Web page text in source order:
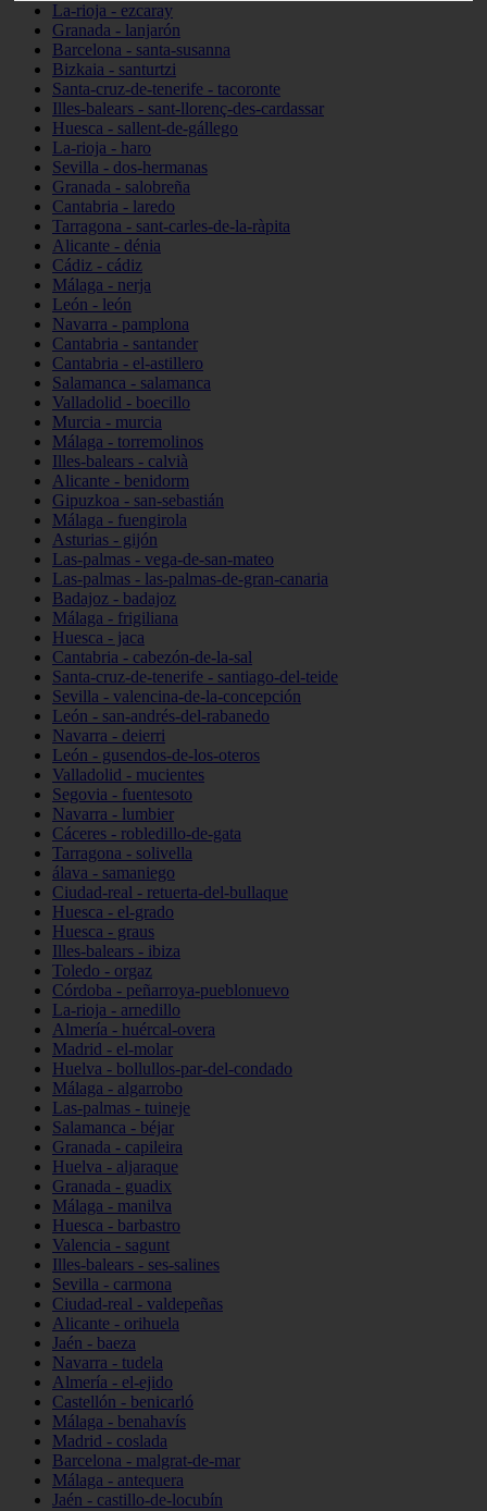
La-rioja - ezcaray
Granada - lanjarón
Barcelona - santa-susanna
Bizkaia - santurtzi
Santa-cruz-de-tenerife - tacoronte
Illes-balears - sant-llorenç-des-cardassar
Huesca - sallent-de-gállego
La-rioja - haro
Sevilla - dos-hermanas
Granada - salobreña
Cantabria - laredo
Tarragona - sant-carles-de-la-ràpita
Alicante - dénia
Cádiz - cádiz
Málaga - nerja
León - león
Navarra - pamplona
Cantabria - santander
Cantabria - el-astillero
Salamanca - salamanca
Valladolid - boecillo
Murcia - murcia
Málaga - torremolinos
Illes-balears - calvià
Alicante - benidorm
Gipuzkoa - san-sebastián
Málaga - fuengirola
Asturias - gijón
Las-palmas - vega-de-san-mateo
Las-palmas - las-palmas-de-gran-canaria
Badajoz - badajoz
Málaga - frigiliana
Huesca - jaca
Cantabria - cabezón-de-la-sal
Santa-cruz-de-tenerife - santiago-del-teide
Sevilla - valencina-de-la-concepción
León - san-andrés-del-rabanedo
Navarra - deierri
León - gusendos-de-los-oteros
Valladolid - mucientes
Segovia - fuentesoto
Navarra - lumbier
Cáceres - robledillo-de-gata
Tarragona - solivella
álava - samaniego
Ciudad-real - retuerta-del-bullaque
Huesca - el-grado
Huesca - graus
Illes-balears - ibiza
Toledo - orgaz
Córdoba - peñarroya-pueblonuevo
La-rioja - arnedillo
Almería - huércal-overa
Madrid - el-molar
Huelva - bollullos-par-del-condado
Málaga - algarrobo
Las-palmas - tuineje
Salamanca - béjar
Granada - capileira
Huelva - aljaraque
Granada - guadix
Málaga - manilva
Huesca - barbastro
Valencia - sagunt
Illes-balears - ses-salines
Sevilla - carmona
Ciudad-real - valdepeñas
Alicante - orihuela
Jaén - baeza
Navarra - tudela
Almería - el-ejido
Castellón - benicarló
Málaga - benahavís
Madrid - coslada
Barcelona - malgrat-de-mar
Málaga - antequera
Jaén - castillo-de-locubín